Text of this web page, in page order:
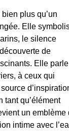
plus qu’un
Elle
le silence
de
Elle parle
à ceux qui
tant qu’élément
un emblème
intime avec